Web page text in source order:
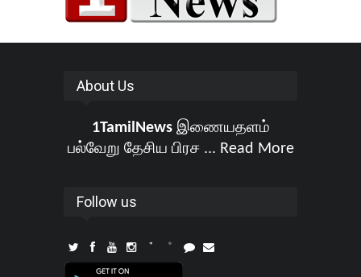
About Us
1TamilNewsஇணையதளம்
பல்வேறு தேசிய பிரச ... Read More
Follow us